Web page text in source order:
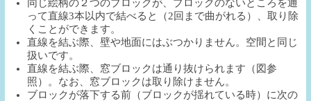
同じ絵柄の２つのブロックが、ブロックのないところを通
って直線3本以内で結べると（2回まで曲がれる）、取り除
くことができます。
直線を結ぶ際、壁や地面にはぶつかりません。空間と同じ
扱いです。
直線を結ぶ際、窓ブロックは通り抜けられます（図参
照）。なお、窓ブロックは取り除けません。
ブロックが落下する前（ブロックが揺れている時）に次の